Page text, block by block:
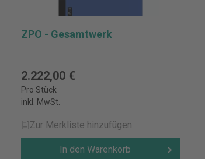
ZPO - Gesamtwerk
2.222,00 €
Pro Stück
inkl. MwSt.
Zur Merkliste hinzufügen
In den Warenkorb